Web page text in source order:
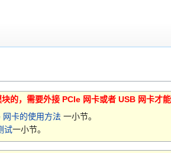
的，需要外接 PCIe 网卡或者 USB 网卡才能
网卡的使用方法一小节。
试一小节。